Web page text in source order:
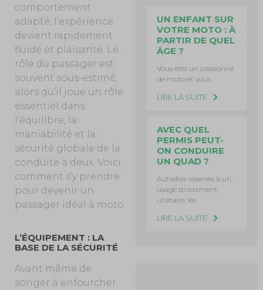
comportement
adapté, l’expérience
devient rapidement
fluide et plaisante. Le
rôle du passager est
souvent sous-estimé,
alors qu’il joue un rôle
essentiel dans
l’équilibre, la
maniabilité et la
sécurité globale de la
conduite à deux. Voici
comment s’y prendre
pour devenir un
passager idéal à moto.
L’ÉQUIPEMENT : LA
BASE DE LA SÉCURITÉ
Avant même de
songer à enfourcher
UN ENFANT SUR
VOTRE MOTO : À
PARTIR DE QUEL
ÂGE ?
Vous êtes un passionné
de moto et vous
LIRE LA SUITE
AVEC QUEL
PERMIS PEUT-
ON CONDUIRE
UN QUAD ?
Autrefois réservés à un
usage strictement
utilitaire, les
LIRE LA SUITE